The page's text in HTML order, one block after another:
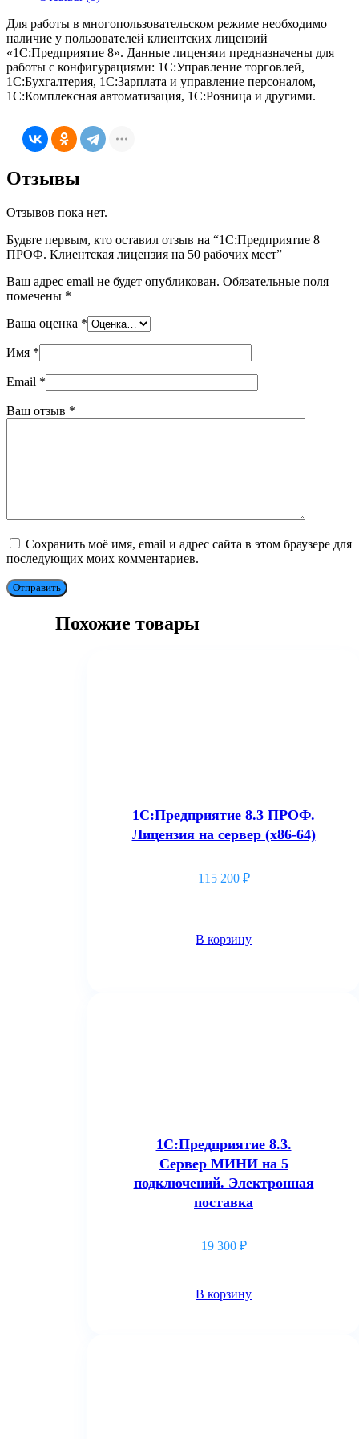
Для работы в многопользовательском режиме необходимо
наличие у пользователей клиентских лицензий
«1С:Предприятие 8». Данные лицензии предназначены для
работы с конфигурациями: 1С:Управление торговлей,
1С:Бухгалтерия, 1С:Зарплата и управление персоналом,
1С:Комплексная автоматизация, 1С:Розница и другими.
Отзывы
Отзывов пока нет.
Будьте первым, кто оставил отзыв на “1С:Предприятие 8
ПРОФ. Клиентская лицензия на 50 рабочих мест”
Ваш адрес email не будет опубликован. Обязательные поля
помечены *
Ваша оценка *
Имя *
Email *
Ваш отзыв *
Сохранить моё имя, email и адрес сайта в этом браузере для
последующих моих комментариев.
Отправить
Похожие товары
1С:Предприятие 8.3 ПРОФ.
Лицензия на сервер (x86-64)
115 200 ₽
В корзину
1С:Предприятие 8.3.
Сервер МИНИ на 5
подключений. Электронная
поставка
19 300 ₽
В корзину